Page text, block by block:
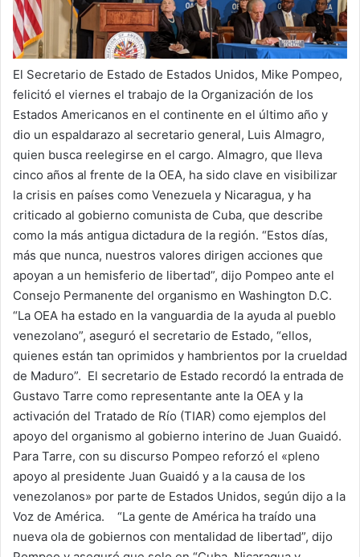
El Secretario de Estado de Estados Unidos, Mike Pompeo,
felicitó el viernes el trabajo de la Organización de los
Estados Americanos en el continente en el último año y
dio un espaldarazo al secretario general, Luis Almagro,
quien busca reelegirse en el cargo. Almagro, que lleva
cinco años al frente de la OEA, ha sido clave en visibilizar
la crisis en países como Venezuela y Nicaragua, y ha
criticado al gobierno comunista de Cuba, que describe
como la más antigua dictadura de la región. “Estos días,
más que nunca, nuestros valores dirigen acciones que
apoyan a un hemisferio de libertad”, dijo Pompeo ante el
Consejo Permanente del organismo en Washington D.C.
“La OEA ha estado en la vanguardia de la ayuda al pueblo
venezolano”, aseguró el secretario de Estado, “ellos,
quienes están tan oprimidos y hambrientos por la crueldad
de Maduro”. El secretario de Estado recordó la entrada de
Gustavo Tarre como representante ante la OEA y la
activación del Tratado de Río (TIAR) como ejemplos del
apoyo del organismo al gobierno interino de Juan Guaidó.
Para Tarre, con su discurso Pompeo reforzó el «pleno
apoyo al presidente Juan Guaidó y a la causa de los
venezolanos» por parte de Estados Unidos, según dijo a la
Voz de América. “La gente de América ha traído una
nueva ola de gobiernos con mentalidad de libertad”, dijo